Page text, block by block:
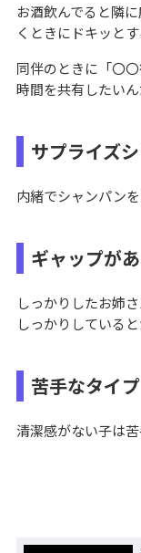
お酒飲んでると隣
くときにドキッとす
同伴のときに「〇
時間を共有したい
サプライズ
内緒でシャンパン
ギャップが
しっかりしたお姉
しっかりしている
苦手なタイプ
清潔感がない子は